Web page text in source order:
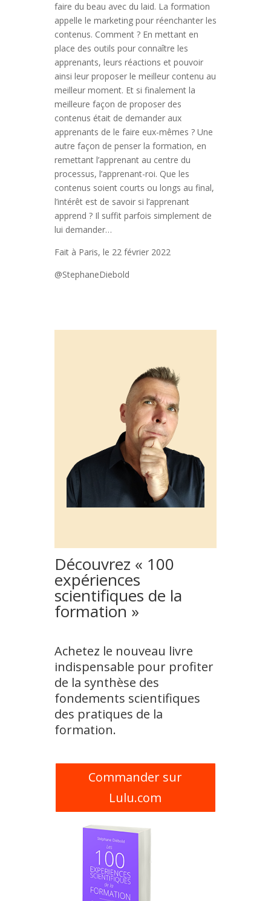
faire du beau avec du laid. La formation
appelle le marketing pour réenchanter les
contenus. Comment ? En mettant en
place des outils pour connaître les
apprenants, leurs réactions et pouvoir
ainsi leur proposer le meilleur contenu au
meilleur moment. Et si finalement la
meilleure façon de proposer des
contenus était de demander aux
apprenants de le faire eux-mêmes ? Une
autre façon de penser la formation, en
remettant l’apprenant au centre du
processus, l’apprenant-roi. Que les
contenus soient courts ou longs au final,
l’intérêt est de savoir si l’apprenant
apprend ? Il suffit parfois simplement de
lui demander…
Fait à Paris, le 22 février 2022
@StephaneDiebold
Découvrez « 100
expériences
scientifiques de la
formation »
Achetez le nouveau livre
indispensable pour profiter
de la synthèse des
fondements scientifiques
des pratiques de la
formation.
Commander sur
Lulu.com